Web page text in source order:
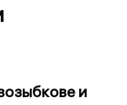
и